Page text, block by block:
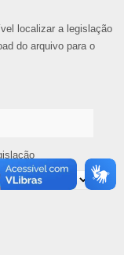
localizar a legislação
do arquivo para o